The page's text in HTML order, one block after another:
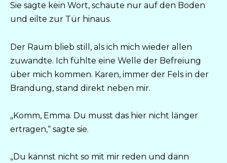
Sie sagte kein Wort, schaute nur auf den Boden
und eilte zur Tür hinaus.
Der Raum blieb still, als ich mich wieder allen
zuwandte. Ich fühlte eine Welle der Befreiung
über mich kommen. Karen, immer der Fels in der
Brandung, stand direkt neben mir.
„Komm, Emma. Du musst das hier nicht länger
ertragen,“ sagte sie.
„Du kannst nicht so mit mir reden und dann